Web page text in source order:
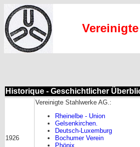
Historique - Geschichtlicher
1926
Vereinigte Stahlwerke AG.:
Rheinelbe - Union
Gelsenkirchen.
Deutsch-Luxemburg
Bochumer Verein
Phönix